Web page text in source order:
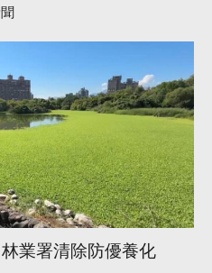
業署清除防優養化